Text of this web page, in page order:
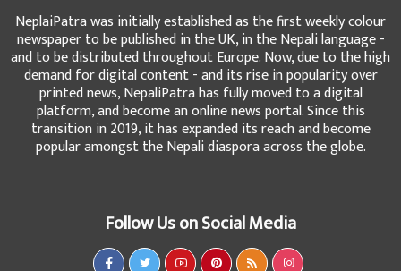
NeplaiPatra was initially established as the first weekly colour
newspaper to be published in the UK, in the Nepali language -
and to be distributed throughout Europe. Now, due to the high
demand for digital content - and its rise in popularity over
printed news, NepaliPatra has fully moved to a digital
platform, and become an online news portal. Since this
transition in 2019, it has expanded its reach and become
popular amongst the Nepali diaspora across the globe.
Follow Us on Social Media